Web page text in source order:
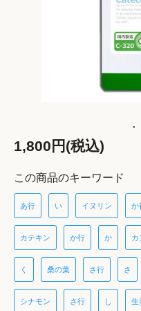
1,800円(税込)
この商品のキーワード
あ行 い イヌリン か
カテキン か行 か カ
く 桑の葉 さ行 さ
シナモン さ行 し 生